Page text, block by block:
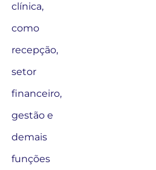
clínica,
como
recepção,
setor
financeiro,
gestão e
demais
funções